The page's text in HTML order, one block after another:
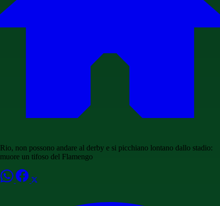
Rio, non possono andare al derby e si picchiano lontano dallo stadio:
muore un tifoso del Flamengo